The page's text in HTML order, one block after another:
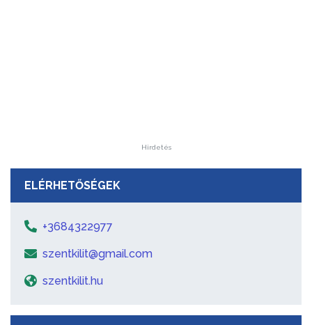
Hirdetés
ELÉRHETŐSÉGEK
+3684322977
szentkilit@gmail.com
szentkilit.hu